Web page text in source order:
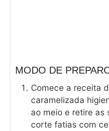
MODO DE
Comece a receita
caramelizada
ao meio e retire as
corte fatias com